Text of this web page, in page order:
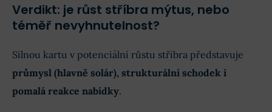
Verdikt: je růst stříbra mýtus, nebo
téměř nevyhnutelnost?
Silnou kartu v potenciální růstu stříbra představuje
průmysl (hlavně solár), strukturální schodek i
pomalá reakce nabídky.